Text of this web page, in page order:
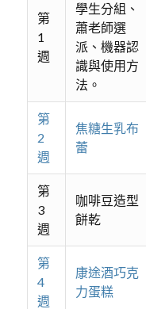
第
1
週
學生分組、
蕭老師選
派、機器認
識與使用方
法。
第
2
週
焦糖生乳布
蕾
第
3
週
咖啡豆造型
餅乾
第
4
週
康途酒巧克
力蛋糕